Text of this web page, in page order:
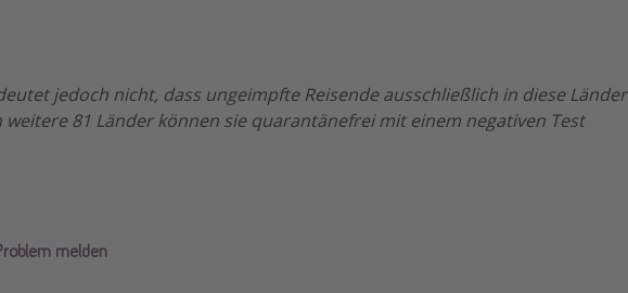
jedoch nicht, dass ungeimpfte Reisende ausschließlich in diese Länder
weitere 81 Länder können sie quarantänefrei mit einem negativen Test
melden